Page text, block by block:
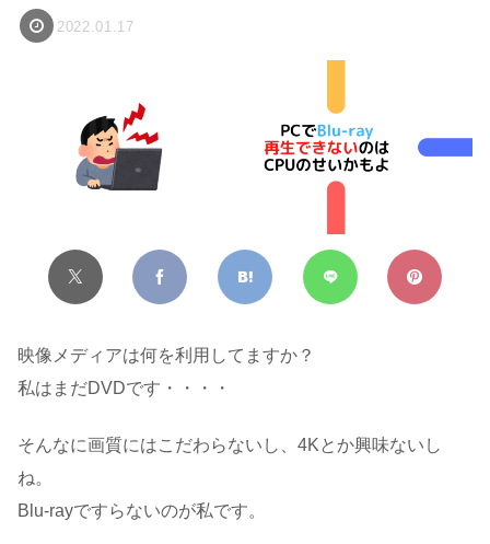
2022.01.17
映像メディアは何を利用してますか？
私はまだDVDです・・・・
そんなに画質にはこだわらないし、4Kとか興味ないし
ね。
Blu-rayですらないのが私です。